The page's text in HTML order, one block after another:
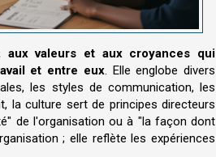
aux valeurs et aux croyances qui
et entre eux. Elle englobe divers
les styles de communication, les
la culture sert de principes directeurs
de l'organisation ou à "la façon dont
; elle reflète les expériences